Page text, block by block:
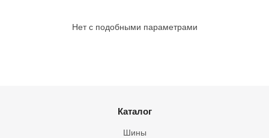
Нет с подобными параметрами
Каталог
Шины